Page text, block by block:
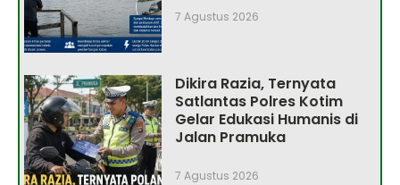
7 Agustus 2026
Dikira Razia, Ternyata
Satlantas Polres Kotim
Gelar Edukasi Humanis di
Jalan Pramuka
7 Agustus 2026